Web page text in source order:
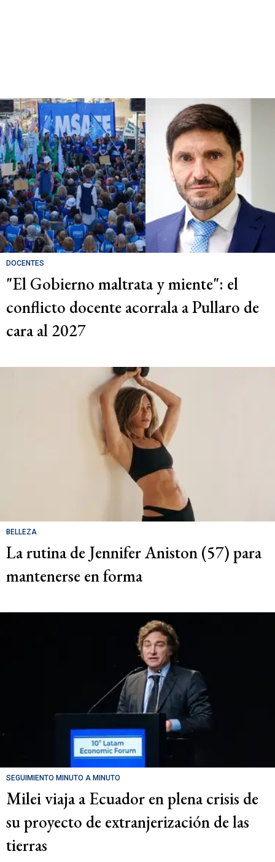
DOCENTES
"El Gobierno maltrata y miente": el
conflicto docente acorrala a Pullaro de
cara al 2027
BELLEZA
La rutina de Jennifer Aniston (57) para
mantenerse en forma
SEGUIMIENTO MINUTO A MINUTO
Milei viaja a Ecuador en plena crisis de
su proyecto de extranjerización de las
tierras